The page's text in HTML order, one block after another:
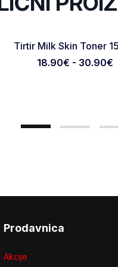
pregled
Tirtir Milk Skin Toner
18.90€ - 30.90€
Prodavnica
Akcije